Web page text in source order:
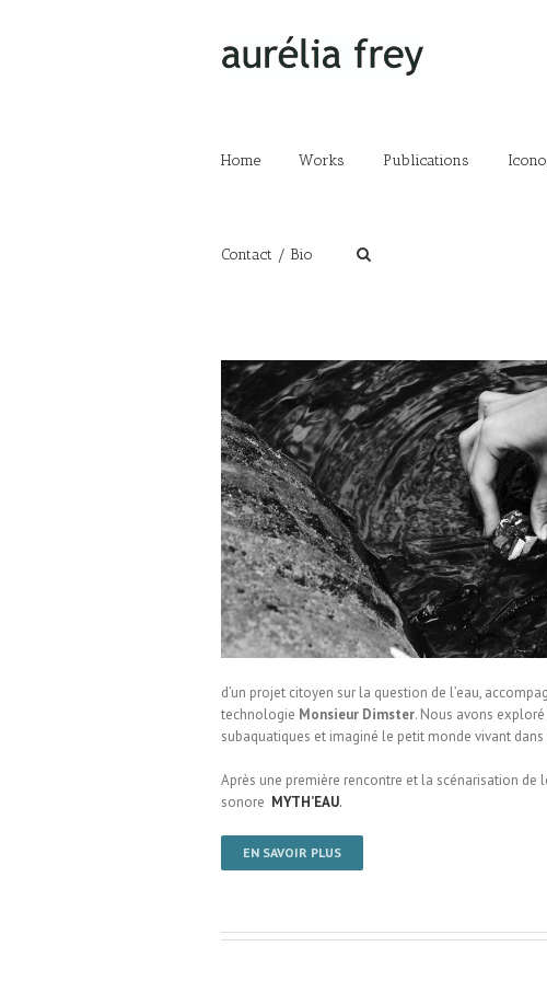
Home Works Publications
Contact / Bio
d’un projet citoyen sur la question de l’eau,
technologie Monsieur Dimster. Nous avons
subaquatiques et imaginé le petit monde vivant dans
Après une première rencontre et la scénarisation
sonore MYTH’EAU.
EN SAVOIR PLUS